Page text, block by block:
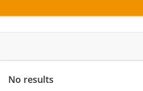
No results